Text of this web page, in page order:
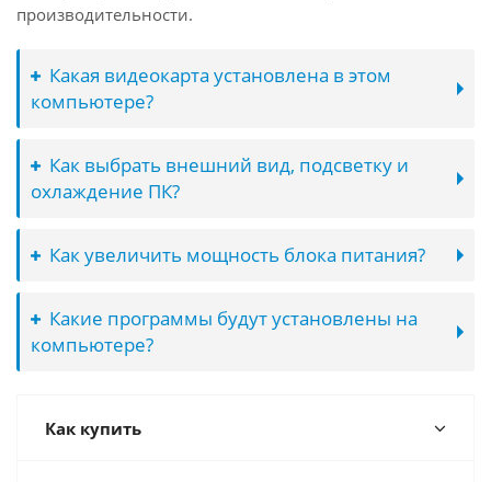
производительности.
Какая видеокарта установлена в этом
компьютере?
Как выбрать внешний вид, подсветку и
охлаждение ПК?
Как увеличить мощность блока питания?
Какие программы будут установлены на
компьютере?
Как купить